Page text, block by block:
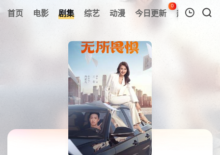
首页 电影 剧集 综艺 动漫 今日更新
0
热榜 APP
暂无观看影片的记录